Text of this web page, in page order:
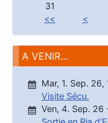
31
<<
<
A VENIR...
Mar, 1. Sep. 26,
Visite Sécu.
Ven, 4. Sep. 26